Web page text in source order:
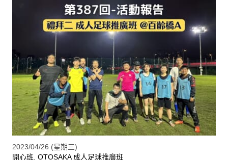
2023/04/26 (星期三)
開心班, OTOSAKA 成人足球推廣班